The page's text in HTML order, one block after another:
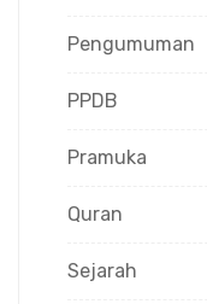
Pengumuman
PPDB
Pramuka
Quran
Sejarah